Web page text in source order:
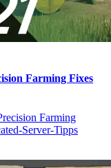
Farming Fixes
Farming
Server-Tipps